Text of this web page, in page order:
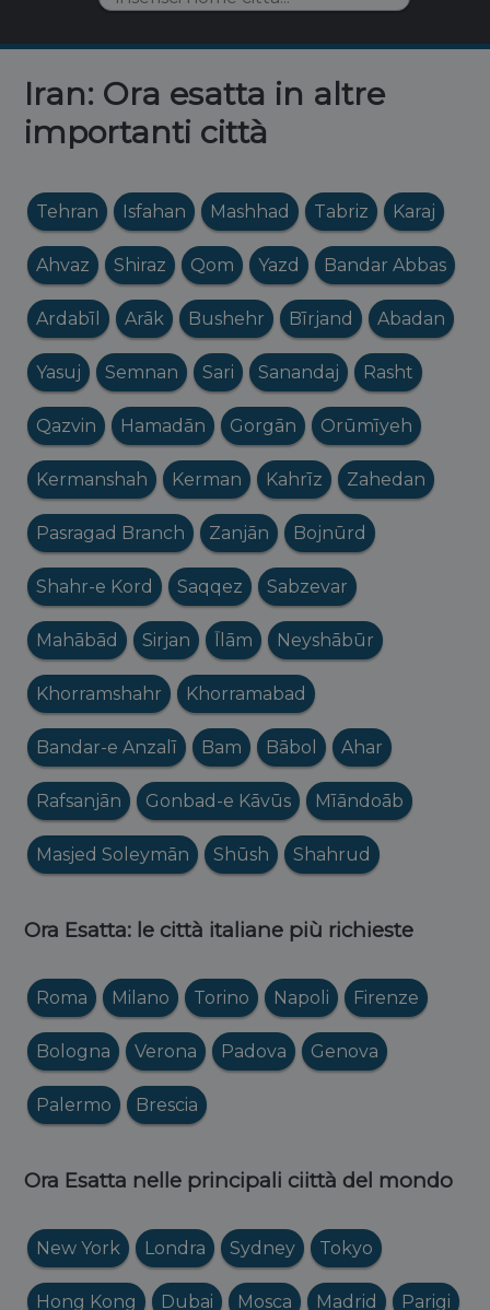
Iran: Ora esatta in altre
importanti città
Tehran Isfahan Mashhad Tabriz Karaj
Ahvaz Shiraz Qom Yazd Bandar Abbas
Ardabīl Arāk Bushehr Bīrjand Abadan
Yasuj Semnan Sari Sanandaj Rasht
Qazvin Hamadān Gorgān Orūmīyeh
Kermanshah Kerman Kahrīz Zahedan
Pasragad Branch Zanjān Bojnūrd
Shahr-e Kord Saqqez Sabzevar
Mahābād Sirjan Īlām Neyshābūr
Khorramshahr Khorramabad
Bandar-e Anzalī Bam Bābol Ahar
Rafsanjān Gonbad-e Kāvūs Mīāndoāb
Masjed Soleymān Shūsh Shahrud
Ora Esatta: le città italiane più richieste
Roma Milano Torino Napoli Firenze
Bologna Verona Padova Genova
Palermo Brescia
Ora Esatta nelle principali ciittà del mondo
New York Londra Sydney Tokyo
Hong Kong Dubai Mosca Madrid Parigi